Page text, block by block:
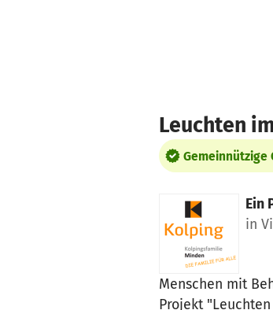
Leuchten
Gemeinnützige
Ein
in
Menschen mit
Projekt